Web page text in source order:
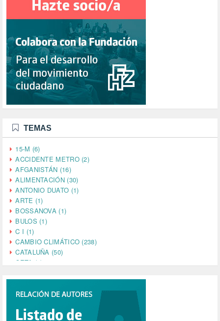
TEMAS
15-M (6)
ACCIDENTE METRO (2)
AFGANISTÁN (16)
ALIMENTACIÓN (30)
ANTONIO DUATO (1)
ARTE (1)
BOSSANOVA (1)
BULOS (1)
C I (1)
CAMBIO CLIMÁTICO (238)
CATALUÑA (50)
CETA (2)
CINE (35)
COMPROMISO (2)